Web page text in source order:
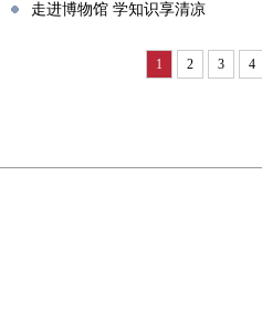
走进博物馆 学知识享清凉
1 2 3 4